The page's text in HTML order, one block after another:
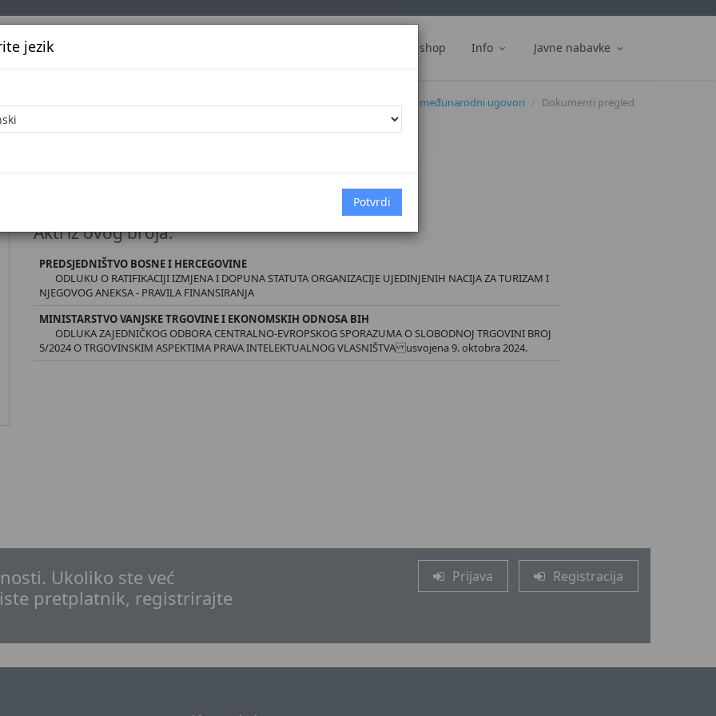
Službena glasila Web shop Info Javne nabavke
jezik
Početna Dokumenti međunarodni ugovori Dokumenti pregled
Međunarodni ugovori broj 11/25 [8.9.2025.]
Akti iz ovog broja:
PREDSJEDNIŠTVO BOSNE I HERCEGOVINE
ODLUKU O RATIFIKACIJI IZMJENA I DOPUNA STATUTA ORGANIZACIJE UJEDINJENIH NACIJA ZA TURIZAM I
NJEGOVOG ANEKSA - PRAVILA FINANSIRANJA
MINISTARSTVO VANJSKE TRGOVINE I EKONOMSKIH ODNOSA BIH
ODLUKA ZAJEDNIČKOG ODBORA CENTRALNO-EVROPSKOG SPORAZUMA O SLOBODNOJ TRGOVINI BROJ
5/2024 O TRGOVINSKIM ASPEKTIMA PRAVA INTELEKTUALNOG VLASNIŠTVA usvojena 9. oktobra 2024.
Ukoliko ste već
pretplatnik, registrirajte
Prijava Registracija